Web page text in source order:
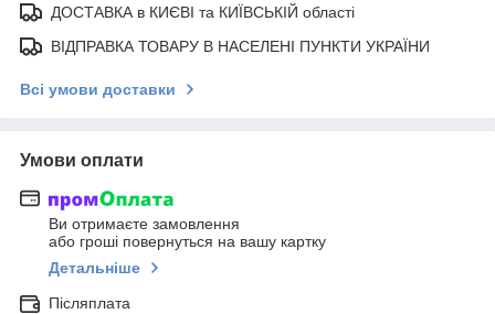
ДОСТАВКА в КИЄВІ та КИЇВСЬКІЙ області
ВІДПРАВКА ТОВАРУ В НАСЕЛЕНІ ПУНКТИ УКРАЇНИ
Всі умови доставки
Умови оплати
Ви отримаєте замовлення
або гроші повернуться на вашу картку
Детальніше
Післяплата